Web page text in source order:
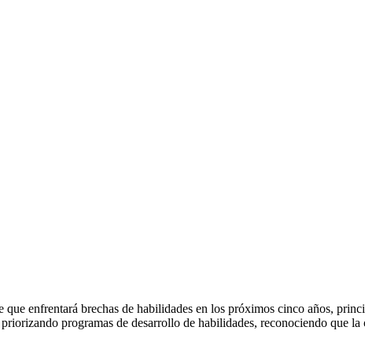
que enfrentará brechas de habilidades en los próximos cinco años,
programas de desarrollo de habilidades, reconociendo que